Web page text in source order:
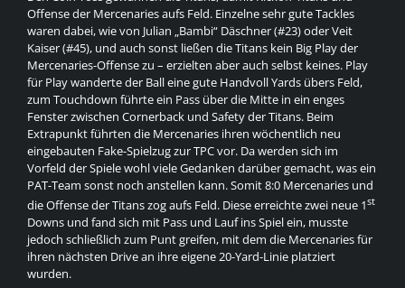
Offense der Mercenaries aufs Feld. Einzelne sehr gute Tackles
waren dabei, wie von Julian „Bambi“ Däschner (#23) oder Veit
Kaiser (#45), und auch sonst ließen die Titans kein Big Play der
Mercenaries-Offense zu – erzielten aber auch selbst keines. Play
für Play wanderte der Ball eine gute Handvoll Yards übers Feld,
zum Touchdown führte ein Pass über die Mitte in ein enges
Fenster zwischen Cornerback und Safety der Titans. Beim
Extrapunkt führten die Mercenaries ihren wöchentlich neu
eingebauten Fake-Spielzug zur TPC vor. Da werden sich im
Vorfeld der Spiele wohl viele Gedanken darüber gemacht, was ein
PAT-Team sonst noch anstellen kann. Somit 8:0 Mercenaries und
die Offense der Titans zog aufs Feld. Diese erreichte zwei neue 1st
Downs und fand sich mit Pass und Lauf ins Spiel ein, musste
jedoch schließlich zum Punt greifen, mit dem die Mercenaries für
ihren nächsten Drive an ihre eigene 20-Yard-Linie platziert
wurden.